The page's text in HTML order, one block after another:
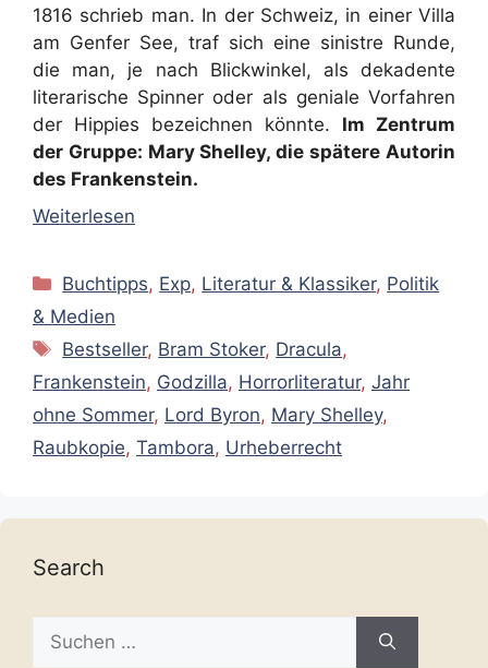
1816 schrieb man. In der Schweiz, in einer Villa
am Genfer See, traf sich eine sinistre Runde,
die man, je nach Blickwinkel, als dekadente
literarische Spinner oder als geniale Vorfahren
der Hippies bezeichnen könnte. Im Zentrum
der Gruppe: Mary Shelley, die spätere Autorin
des Frankenstein.
Weiterlesen
Kategorien
Buchtipps, Exp, Literatur & Klassiker, Politik
& Medien
Schlagwörter
Bestseller, Bram Stoker, Dracula,
Frankenstein, Godzilla, Horrorliteratur, Jahr
ohne Sommer, Lord Byron, Mary Shelley,
Raubkopie, Tambora, Urheberrecht
Search
nach: